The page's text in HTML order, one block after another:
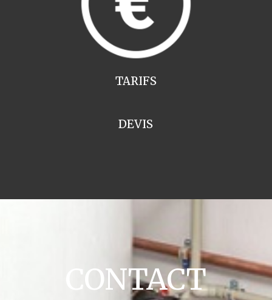
TARIFS
DEVIS
CONTACT